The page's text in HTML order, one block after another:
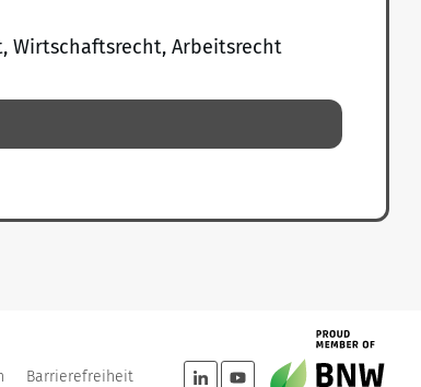
Wirtschaftsrecht, Arbeitsrecht
Barrierefreiheit